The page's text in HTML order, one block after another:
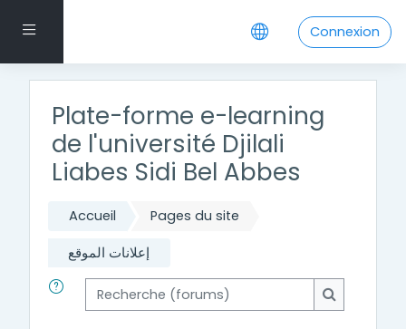
Panneau latéral Connexion
Plate-forme e-learning
de l'université Djilali
Liabes Sidi Bel Abbes
Accueil Pages du site
إعلانات الموقع
Recherche (forums)
Recherche